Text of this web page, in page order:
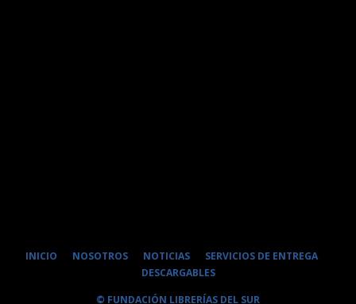
INICIO NOSOTROS NOTICIAS
SERVICIOS DE ENTREGA
DESCARGABLES
© FUNDACIÓN LIBRERÍAS DEL SUR